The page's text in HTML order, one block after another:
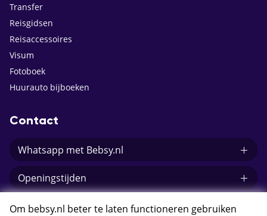
Transfer
Reisgidsen
Reisaccessoires
Visum
Fotoboek
Huurauto bijboeken
Contact
Whatsapp met Bebsy.nl
Openingstijden
E-mail Bebsy.nl
Om bebsy.nl beter te laten functioneren gebruiken